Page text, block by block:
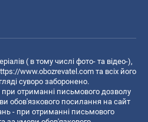
( в тому числі фото- та відео-),
www.obozrevatel.com та всіх його
суворо заборонено.
отриманні письмового дозволу
обов'язкового посилання на сайт
- при отриманні письмового